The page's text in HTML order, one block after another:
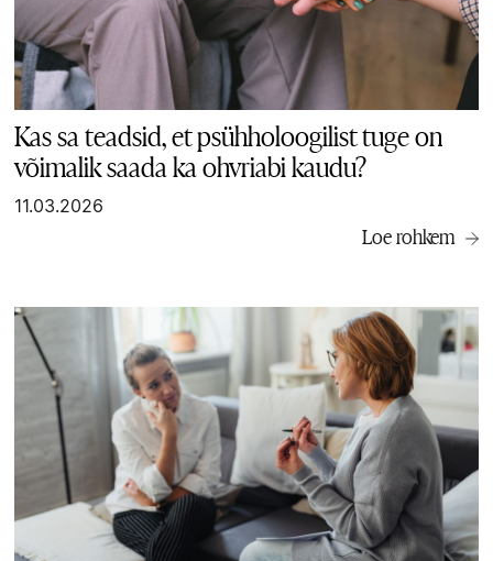
Kas sa teadsid, et psühholoogilist tuge on
võimalik saada ka ohvriabi kaudu?
11.03.2026
Loe rohkem